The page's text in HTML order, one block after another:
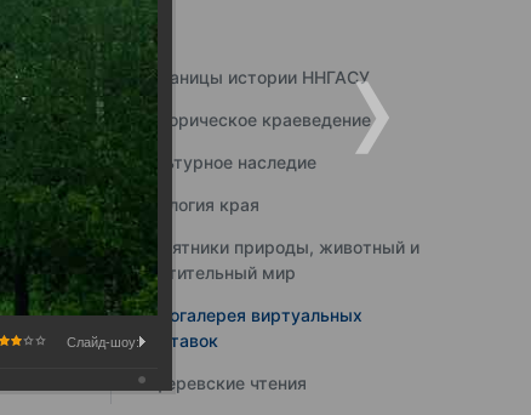
Страницы истории ННГАСУ
Историческое краеведение
Культурное наследие
Экология края
Памятники природы, животный и
растительный мир
Фотогалерея виртуальных
выставок
Юферевские чтения
Слайд-шоу: